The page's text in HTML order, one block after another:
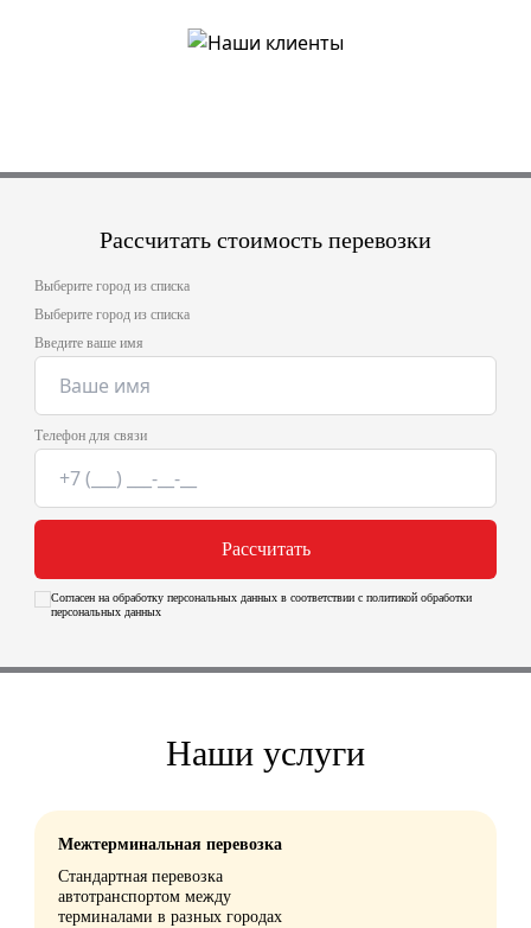
Рассчитать стоимость перевозки
Выберите город из списка
Выберите город из списка
Введите ваше имя
Телефон для связи
Рассчитать
Согласен на обработку персональных данных в соответствии с политикой обработки
персональных данных
Наши услуги
Межтерминальная перевозка
Стандартная перевозка
автотранспортом между
терминалами в разных городах